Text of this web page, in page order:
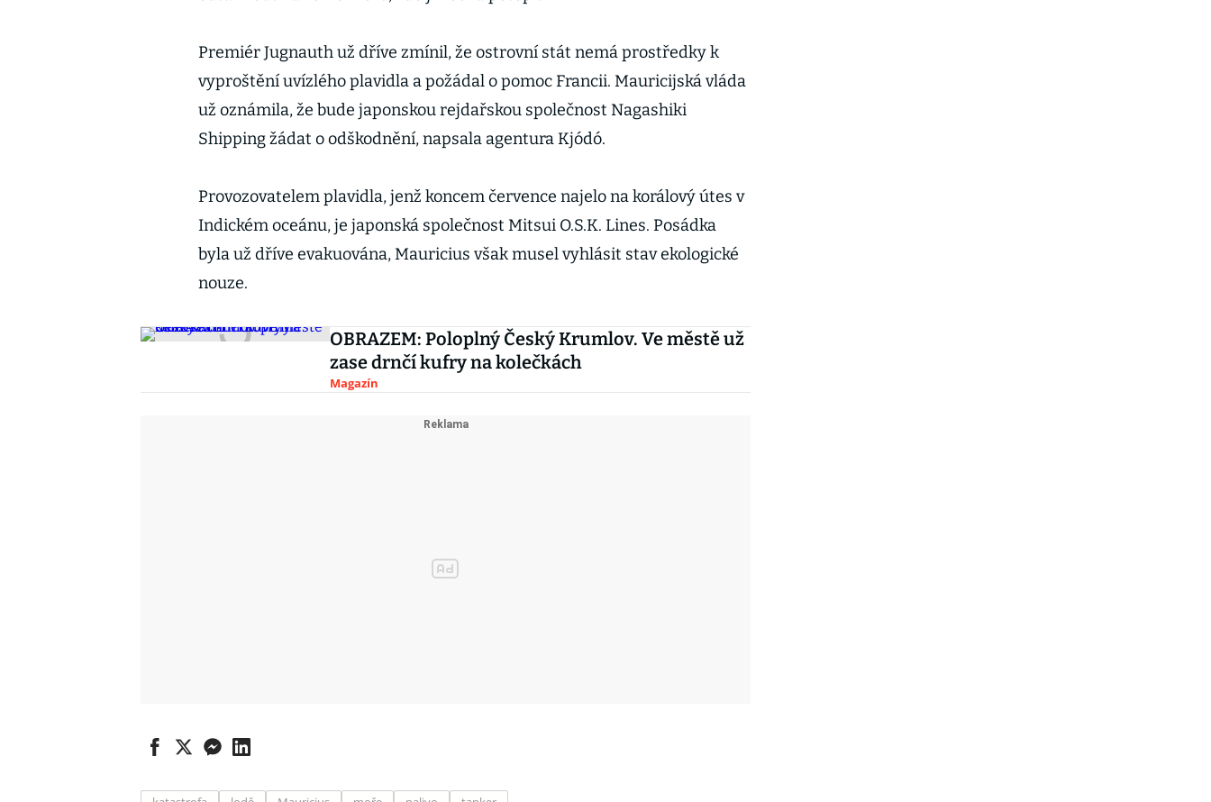
Premiér Jugnauth už dříve zmínil, že ostrovní stát nemá prostředky k
vyproštění uvízlého plavidla a požádal o pomoc Francii. Mauricijská vláda
už oznámila, že bude japonskou rejdařskou společnost Nagashiki
Shipping žádat o odškodnění, napsala agentura Kjódó.
Provozovatelem plavidla, jenž koncem července najelo na korálový útes v
Indickém oceánu, je japonská společnost Mitsui O.S.K. Lines. Posádka
byla už dříve evakuována, Mauricius však musel vyhlásit stav ekologické
nouze.
OBRAZEM: Poloplný Český Krumlov. Ve městě už
zase drnčí kufry na kolečkách
Magazín